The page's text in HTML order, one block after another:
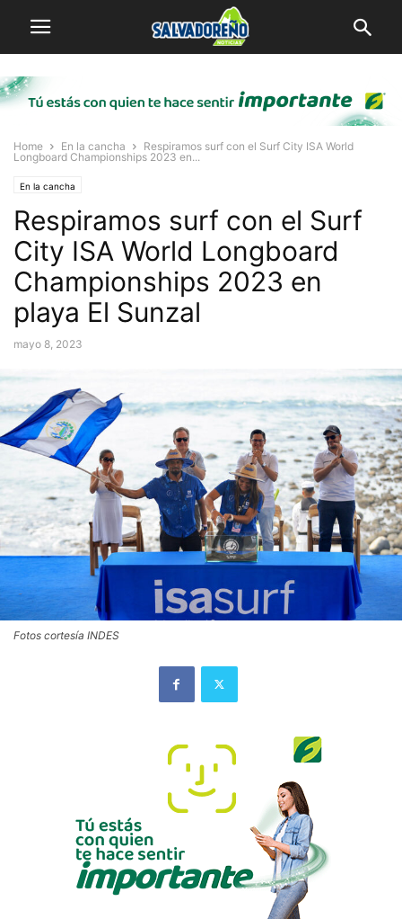
Home En la cancha
Respiramos surf con el Surf City ISA World
Longboard Championships 2023 en...
En la cancha
Respiramos surf con el Surf
City ISA World Longboard
Championships 2023 en
playa El Sunzal
mayo 8, 2023
Fotos cortesía INDES